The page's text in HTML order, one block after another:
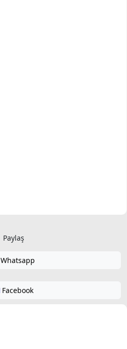
Paylaş
Whatsapp
Facebook